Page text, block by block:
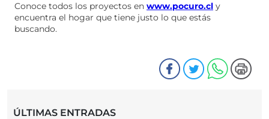
Conoce todos los proyectos en www.pocuro.cl y
encuentra el hogar que tiene justo lo que estás
buscando.
ÚLTIMAS ENTRADAS